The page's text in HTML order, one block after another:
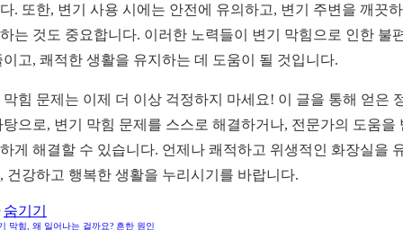
. 또한, 변기 사용 시에는 안전에 유의하고, 변기 주변을 깨끗
는 것도 중요합니다. 이러한 노력들이 변기 막힘으로 인한 불
이고, 쾌적한 생활을 유지하는 데 도움이 될 것입니다.
막힘 문제는 이제 더 이상 걱정하지 마세요! 이 글을 통해 얻은
탕으로, 변기 막힘 문제를 스스로 해결하거나, 전문가의 도움을
게 해결할 수 있습니다. 언제나 쾌적하고 위생적인 화장실을
건강하고 행복한 생활을 누리시기를 바랍니다.
숨기기
막힘, 왜 일어나는 걸까요? 흔한 원인